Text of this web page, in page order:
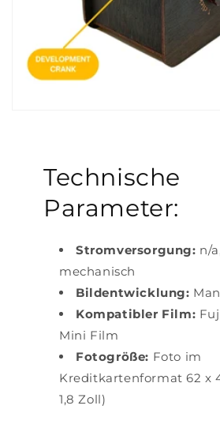
Technische
Parameter:
Stromversorgung: n/
mechanisch
Bildentwicklung:
Kompatibler Film:
Mini Film
Fotogröße: Foto im
Kreditkartenformat 62 x
1,8 Zoll)